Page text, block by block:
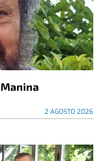
2 AGOSTO 2026